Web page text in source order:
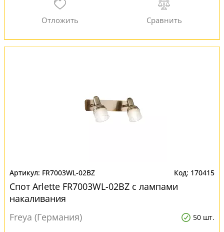
FR7003WL-02BZ 170415
Спот Arlette FR7003WL-02BZ с лампами
накаливания
Freya (Германия)
50 шт.